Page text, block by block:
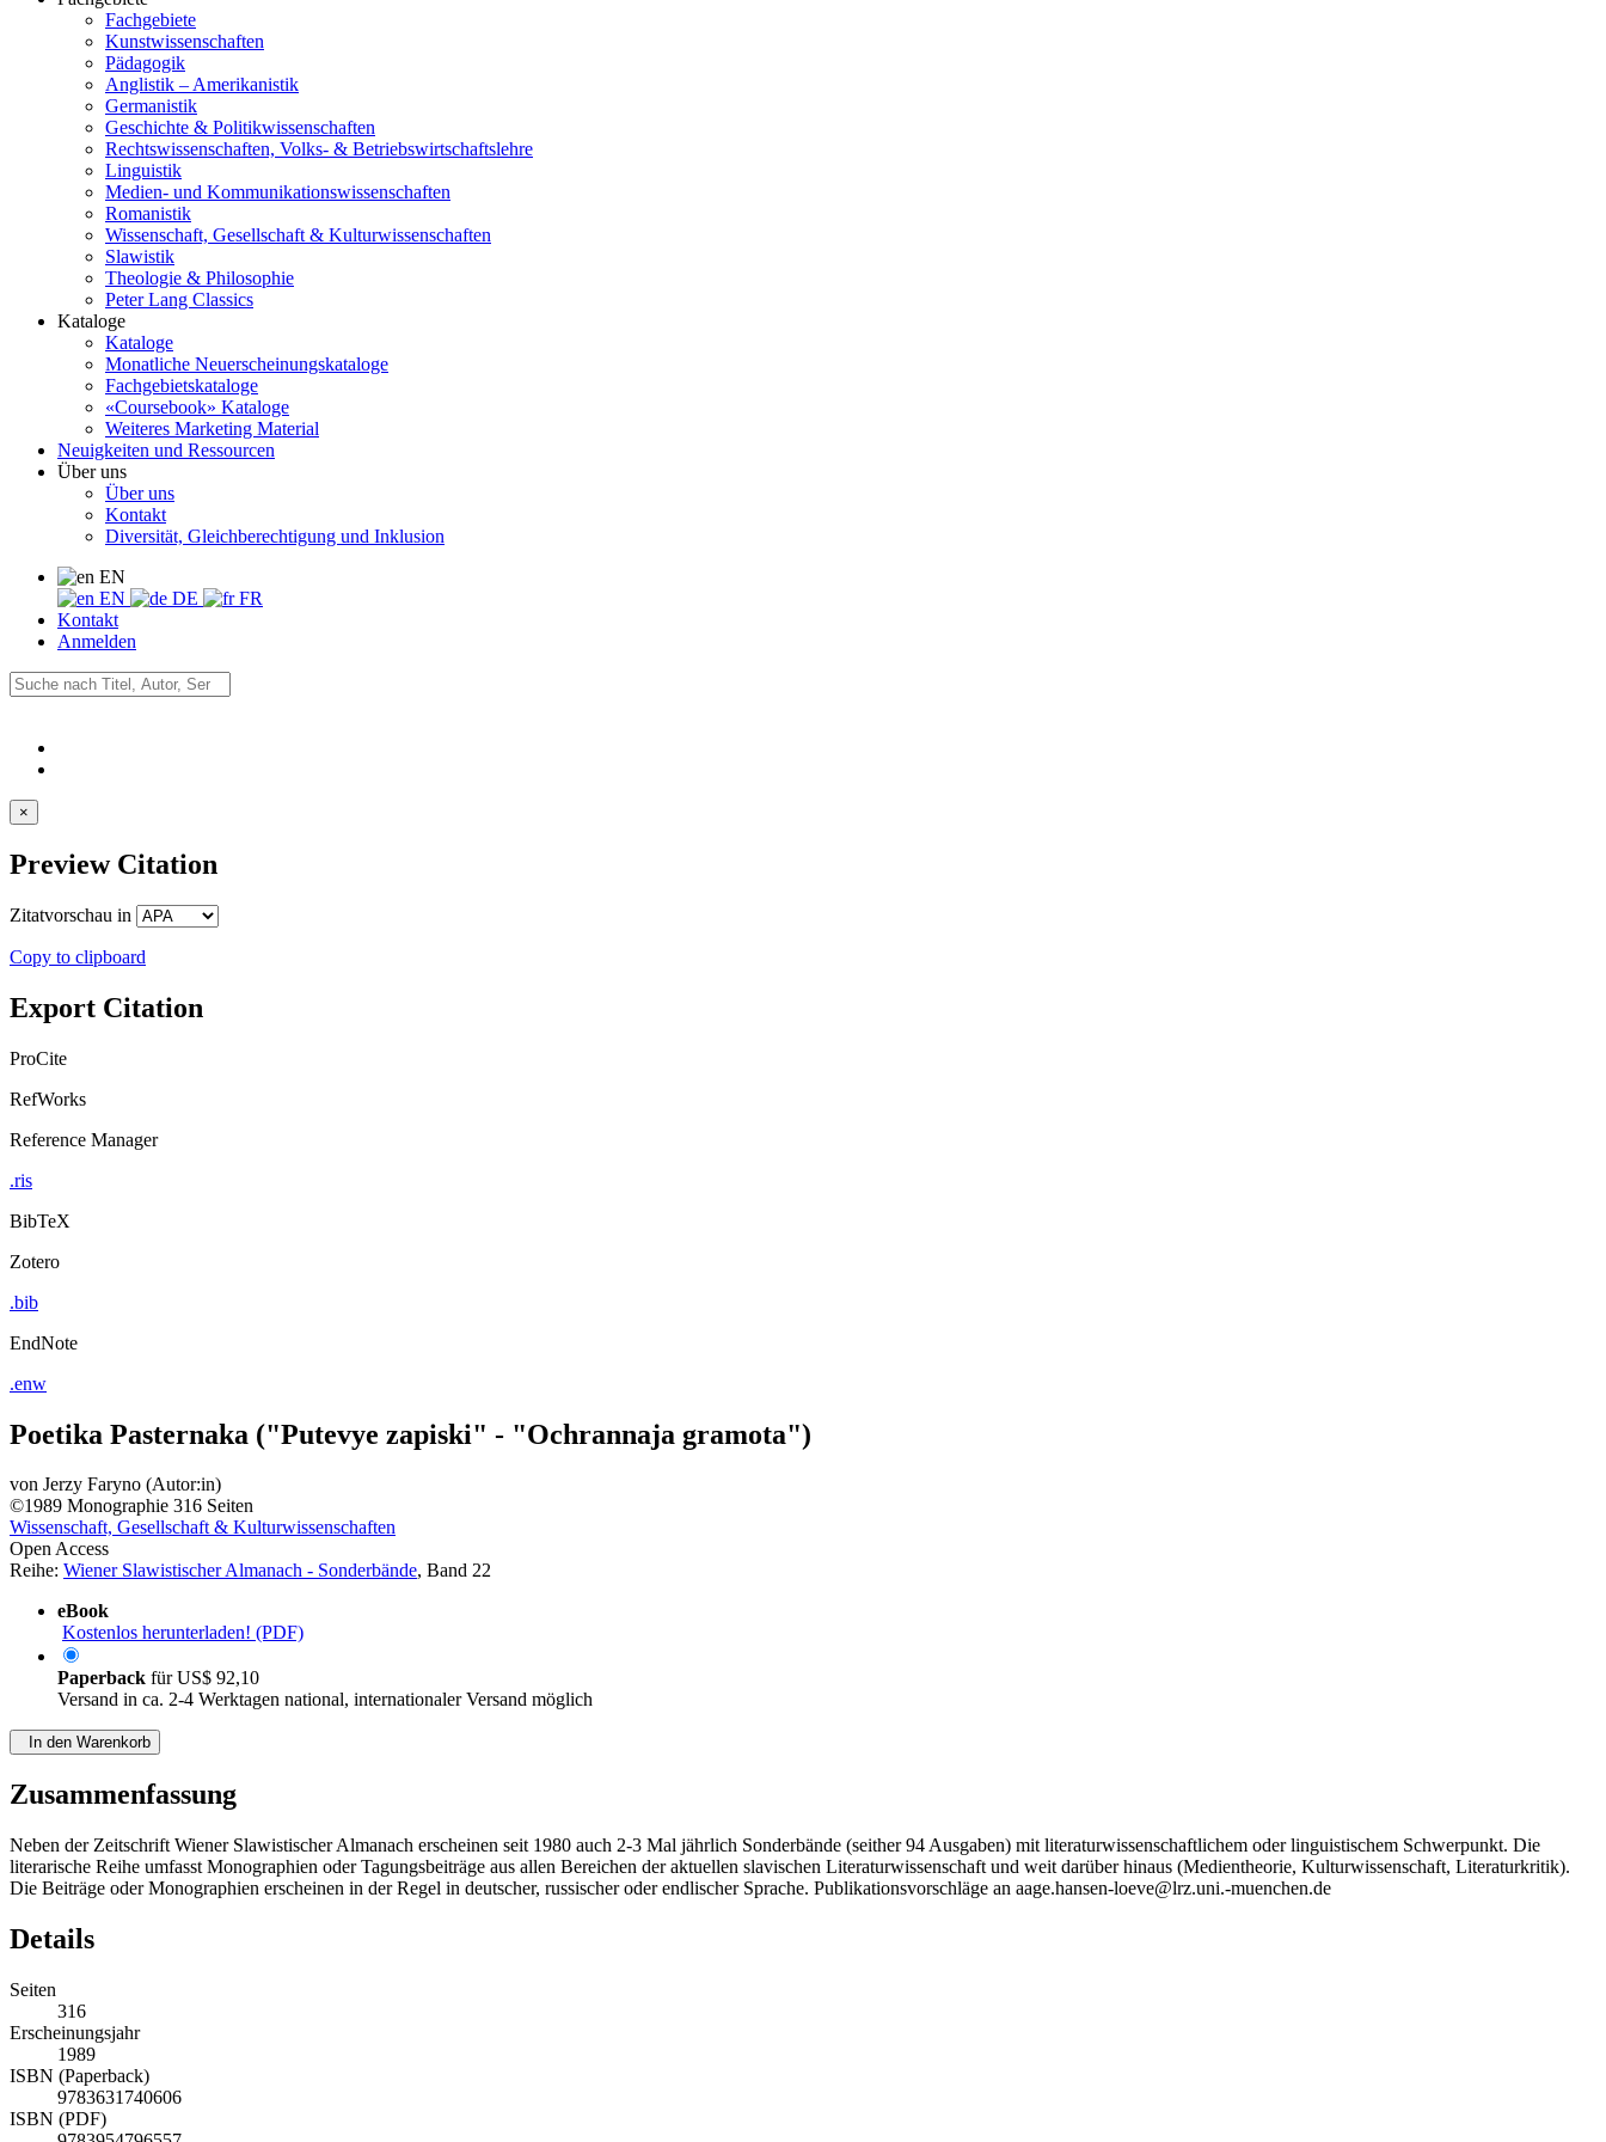
Fachgebiete
Kunstwissenschaften
Pädagogik
Anglistik – Amerikanistik
Germanistik
Geschichte & Politikwissenschaften
Rechtswissenschaften, Volks- & Betriebswirtschaftslehre
Linguistik
Medien- und Kommunikationswissenschaften
Romanistik
Wissenschaft, Gesellschaft & Kulturwissenschaften
Slawistik
Theologie & Philosophie
Peter Lang Classics
Kataloge
Kataloge
Monatliche Neuerscheinungskataloge
Fachgebietskataloge
«Coursebook» Kataloge
Weiteres Marketing Material
Neuigkeiten und Ressourcen
Über uns
Über uns
Kontakt
Diversität, Gleichberechtigung und Inklusion
EN
EN
DE
FR
Kontakt
Anmelden
×
Preview Citation
Zitatvorschau in
Copy to clipboard
Export Citation
ProCite
RefWorks
Reference Manager
.ris
BibTeX
Zotero
.bib
EndNote
.enw
Poetika Pasternaka ("Putevye zapiski" - "Ochrannaja gramota")
von Jerzy Faryno (Autor:in)
©1989 Monographie 316 Seiten
Wissenschaft, Gesellschaft & Kulturwissenschaften
Open Access
Reihe: Wiener Slawistischer Almanach - Sonderbände, Band 22
eBook
Kostenlos herunterladen! (PDF)
Paperback fürUS$ 92,10
Versand in ca. 2-4 Werktagen national, internationaler Versand möglich
In den Warenkorb
Zusammenfassung
Neben der Zeitschrift Wiener Slawistischer Almanach erscheinen seit 1980 auch 2-3 Mal jährlich Sonderbände (seither 94 Ausgaben) mit literaturwissenschaftlichem oder linguistischem Schwerpunkt. Die
literarische Reihe umfasst Monographien oder Tagungsbeiträge aus allen Bereichen der aktuellen slavischen Literaturwissenschaft und weit darüber hinaus (Medientheorie, Kulturwissenschaft, Literaturkritik).
Die Beiträge oder Monographien erscheinen in der Regel in deutscher, russischer oder endlischer Sprache. Publikationsvorschläge an aage.hansen-loeve@lrz.uni.-muenchen.de
Details
Seiten
316
Erscheinungsjahr
1989
ISBN (Paperback)
9783631740606
ISBN (PDF)